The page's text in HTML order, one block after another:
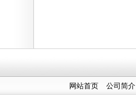
网站首页 公司简介